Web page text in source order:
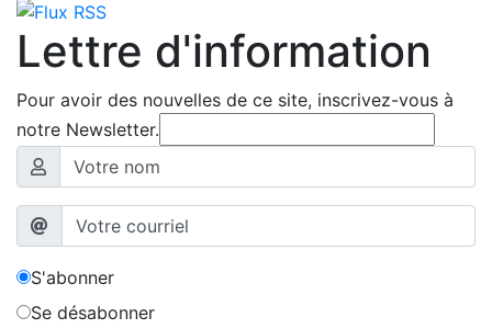
Lettre d'information
Pour avoir des nouvelles de ce site, inscrivez-vous à
notre Newsletter.
S'abonner
Se désabonner